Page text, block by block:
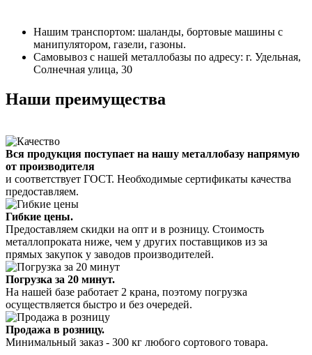
Нашим транспортом: шаланды, бортовые машины с
манипулятором, газели, газоны.
Самовывоз с нашей металлобазы по адресу: г. Удельная,
Солнечная улица, 30
Наши преимущества
Вся продукция поступает на нашу металлобазу напрямую
от производителя
и соответствует ГОСТ. Необходимые сертификаты качества
предоставляем.
Гибкие цены.
Предоставляем скидки на опт и в розницу. Стоимость
металлопроката ниже, чем у других поставщиков из за
прямых закупок у заводов производителей.
Погрузка за 20 минут.
На нашей базе работает 2 крана, поэтому погрузка
осуществляется быстро и без очередей.
Продажа в розницу.
Минимальный заказ - 300 кг любого сортового товара.